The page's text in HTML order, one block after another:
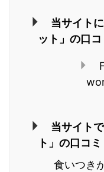
当サイト
ット」の口コ
当サイト
ト」の口コミ
食いつき